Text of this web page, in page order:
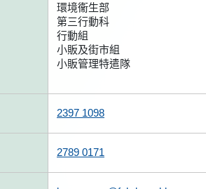
環境衞生部
第三行動科
行動組
小販及街市組
小販管理特遣隊
2397 1098
2789 0171